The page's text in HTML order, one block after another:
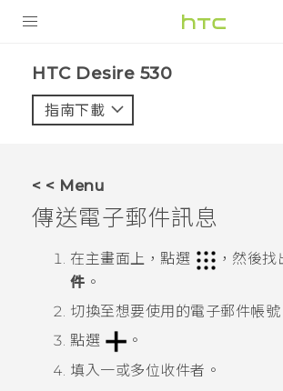
VIVE
應用程式
HTC Desire 530‎
指南下載
< < Menu
傳送電子郵件訊息
在主畫面上，點選 ，然後
件 。
切換至想要使用的電子郵件帳號
點選
。
填入一或多位收件者。